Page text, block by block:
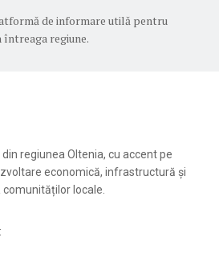
de informare utilă pentru
întreaga regiune.
regiunea Oltenia, cu accent pe
economică, infrastructură și
locale.